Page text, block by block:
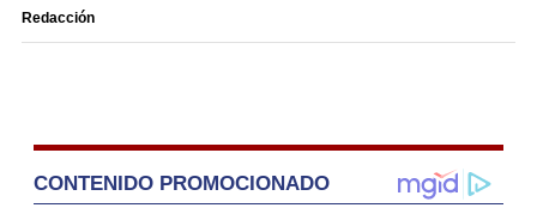
Redacción
CONTENIDO PROMOCIONADO